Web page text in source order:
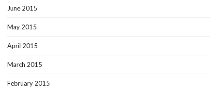
June 2015
May 2015
April 2015
March 2015
February 2015